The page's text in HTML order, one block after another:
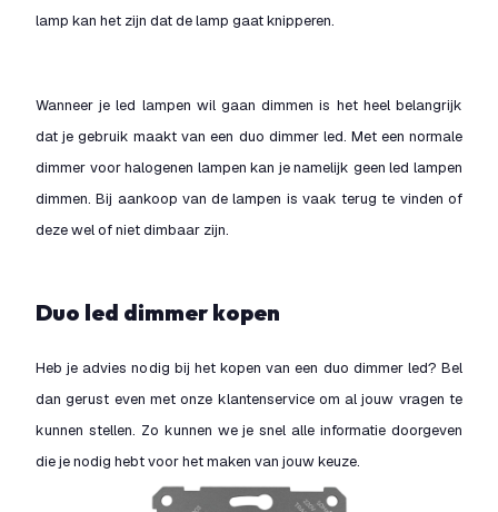
lamp kan het zijn dat de lamp gaat knipperen.
Wanneer je led lampen wil gaan dimmen is het heel belangrijk
dat je gebruik maakt van een duo dimmer led. Met een normale
dimmer voor halogenen lampen kan je namelijk geen led lampen
dimmen. Bij aankoop van de lampen is vaak terug te vinden of
deze wel of niet dimbaar zijn.
Duo led dimmer kopen
Heb je advies nodig bij het kopen van een duo dimmer led? Bel
dan gerust even met onze klantenservice om al jouw vragen te
kunnen stellen. Zo kunnen we je snel alle informatie doorgeven
die je nodig hebt voor het maken van jouw keuze.